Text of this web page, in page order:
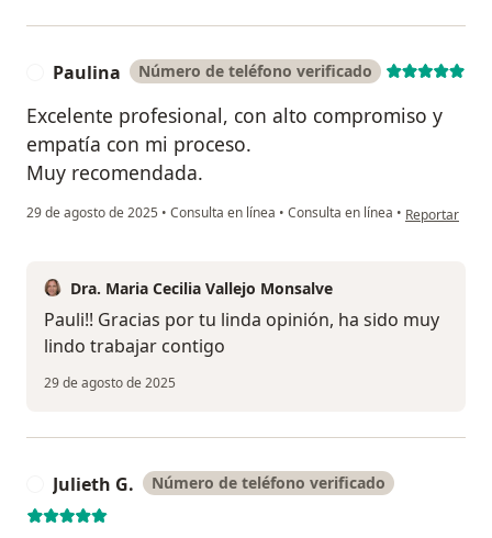
Paulina Número de teléfono verificado
Excelente profesional, con alto compromiso y
empatía con mi proceso.
Muy recomendada.
29 de agosto de 2025 • Consulta en línea • Consulta en línea • en opinión
Reportar
Dra. Maria Cecilia Vallejo Monsalve
Pauli!! Gracias por tu linda opinión, ha sido muy
lindo trabajar contigo
29 de agosto de 2025
Julieth G. Número de teléfono verificado